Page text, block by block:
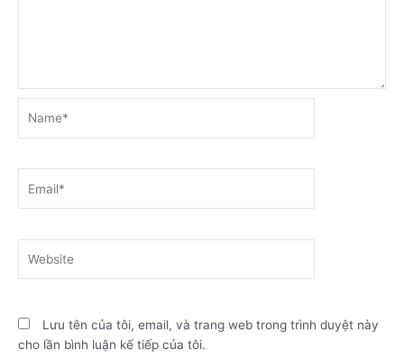
Lưu tên của tôi, email, và trang web trong trình duyệt này
cho lần bình luận kế tiếp của tôi.